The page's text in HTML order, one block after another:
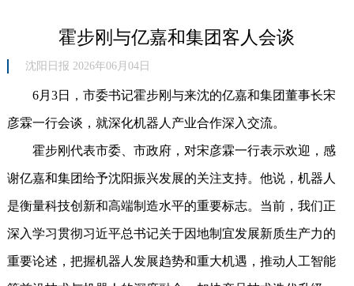
霍步刚与亿嘉和集团客人会谈
沈阳日报 2026年06月04日
6月3日，市委书记霍步刚与来沈的亿嘉和集团董事长宋
彦霖一行会谈，就深化机器人产业合作深入交流。
霍步刚代表市委、市政府，对宋彦霖一行表示欢迎，感
谢亿嘉和集团给予沈阳振兴发展的关注支持。他说，机器人
是衡量科技创新和高端制造水平的重要标志。当前，我们正
深入学习贯彻习近平总书记关于因地制宜发展新质生产力的
重要论述，把握机器人发展趋势和重大机遇，推动人工智能